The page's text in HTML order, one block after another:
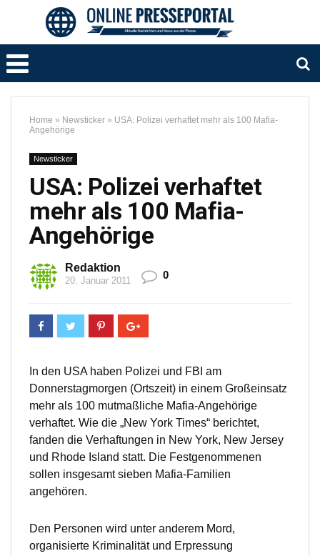
Home » Newsticker » USA: Polizei verhaftet mehr als 100 Mafia-
Angehörige
Newsticker
USA: Polizei verhaftet
mehr als 100 Mafia-
Angehörige
Redaktion
20. Januar 2011 0
In den USA haben Polizei und FBI am
Donnerstagmorgen (Ortszeit) in einem Großeinsatz
mehr als 100 mutmaßliche Mafia-Angehörige
verhaftet. Wie die „New York Times“ berichtet,
fanden die Verhaftungen in New York, New Jersey
und Rhode Island statt. Die Festgenommenen
sollen insgesamt sieben Mafia-Familien
angehören.
Den Personen wird unter anderem Mord,
organisierte Kriminalität und Erpressung